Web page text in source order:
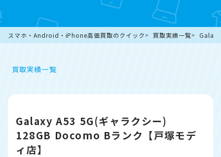
スマホ・Android・iPhone高価買取のクイック 買取実績一覧
買取実績一覧
Galaxy A53 5G(ギャラクシー)
128GB Docomo Bランク【戸塚モデ
ィ店】